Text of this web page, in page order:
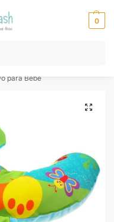
0
⚡ Baby Gash
para Bebé